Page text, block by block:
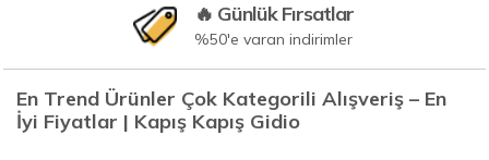
🔥 Günlük Fırsatlar
%50'e varan indirimler
En Trend Ürünler Çok Kategorili Alışveriş – En
İyi Fiyatlar | Kapış Kapış Gidio